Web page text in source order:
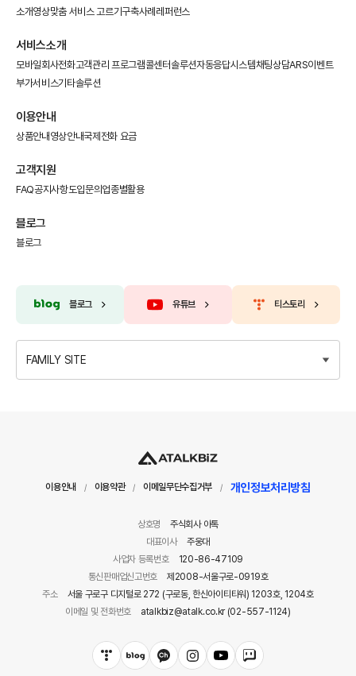
소개영상맞춤 서비스 고르기구축사례레퍼런스
서비스소개
모바일회사전화고객관리 프로그램콜센터솔루션자동응답시스템채팅상담ARS이벤트
부가서비스기타솔루션
이용안내
상품안내영상안내국제전화 요금
고객지원
FAQ공지사항도입문의업종별활용
블로그
블로그
블로그 유튜브 티스토리
FAMILY SITE
이용안내 / 이용약관 / 이메일무단수집거부 / 개인정보처리방침
상호명
주식회사 아톡
대표이사
주웅대
사업자 등록번호
120-86-47109
통신판매업신고번호
제2008-서울구로-0919호
주소
서울 구로구 디지털로 272 (구로동, 한신아이티타워) 1203호, 1204호
이메일 및 전화번호
atalkbiz@atalk.co.kr (02-557-1124)